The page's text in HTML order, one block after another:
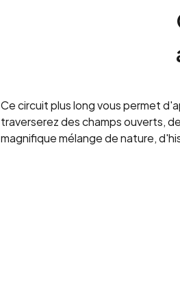
Ce circuit plus long vous permet
traverserez des champs ouverts,
magnifique mélange de nature,